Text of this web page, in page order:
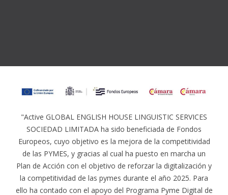
"Active GLOBAL ENGLISH HOUSE LINGUISTIC SERVICES
SOCIEDAD LIMITADA ha sido beneficiada de Fondos
Europeos, cuyo objetivo es la mejora de la competitividad
de las PYMES, y gracias al cual ha puesto en marcha un
Plan de Acción con el objetivo de reforzar la digitalización y
la competitividad de las pymes durante el año 2025. Para
ello ha contado con el apoyo del Programa Pyme Digital de